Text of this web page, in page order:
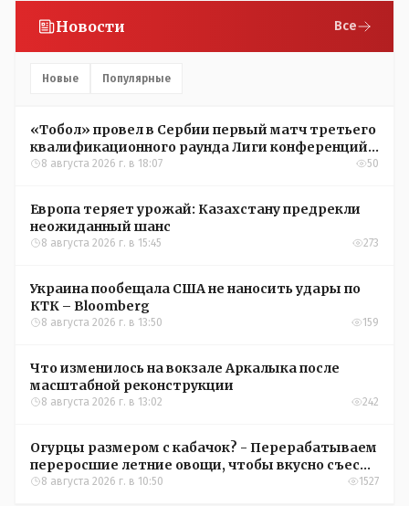
Новости Все
Новые Популярные
«Тобол» провел в Сербии первый матч третьего
квалификационного раунда Лиги конференций
УЕФА
8 августа 2026 г. в 18:07 50
Европа теряет урожай: Казахстану предрекли
неожиданный шанс
8 августа 2026 г. в 15:45 273
Украина пообещала США не наносить удары по
КТК – Bloomberg
8 августа 2026 г. в 13:50 159
Что изменилось на вокзале Аркалыка после
масштабной реконструкции
8 августа 2026 г. в 13:02 242
Огурцы размером с кабачок? - Перерабатываем
переросшие летние овощи, чтобы вкусно съесть
зимой
8 августа 2026 г. в 10:50 1527